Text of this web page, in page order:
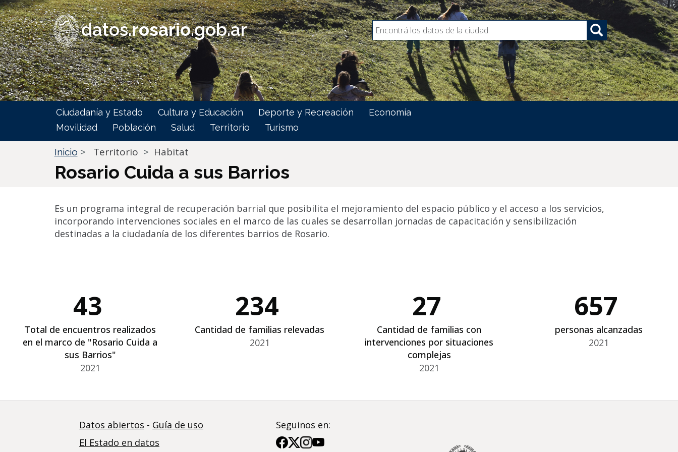
Pasar
al
contenido
principal
datos.rosario.gob.ar Buscar
Search Search
Main
navigation
Ciudadanía y Estado Cultura y Educación Deporte y Recreación
Economía
Movilidad
Población Salud Territorio Turismo
Inicio Territorio Habitat
Rosario Cuida a sus Barrios
Es un programa integral de recuperación barrial que posibilita el mejoramiento del espacio público y el acceso a los servicios,
incorporando intervenciones sociales en el marco de las cuales se desarrollan jornadas de capacitación y sensibilización
destinadas a la ciudadanía de los diferentes barrios de Rosario.
43
Total de encuentros realizados
en el marco de "Rosario Cuida a
sus Barrios"
2021
234
Cantidad de familias relevadas
2021
27
Cantidad de familias con
intervenciones por situaciones
complejas
2021
657
personas alcanzadas
2021
Datos abiertos - Guía de uso
El Estado en datos
Seguinos en:
Imagen
Imagen
Imagen
Imagen